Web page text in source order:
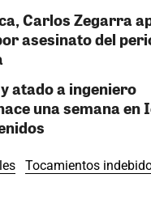
Carlos Zegarra
asesinato del
atado a ingeniero
una semana en
Tocamientos